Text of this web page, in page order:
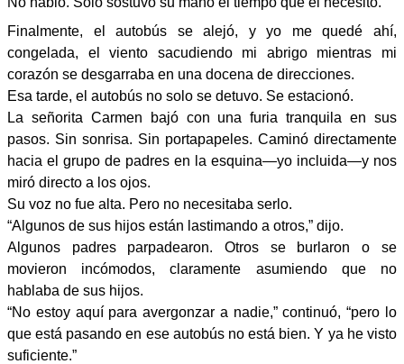
Finalmente, el autobús se alejó, y yo me quedé ahí,
congelada, el viento sacudiendo mi abrigo mientras mi
corazón se desgarraba en una docena de direcciones.
Esa tarde, el autobús no solo se detuvo. Se estacionó.
La señorita Carmen bajó con una furia tranquila en sus
pasos. Sin sonrisa. Sin portapapeles. Caminó directamente
hacia el grupo de padres en la esquina—yo incluida—y nos
miró directo a los ojos.
Su voz no fue alta. Pero no necesitaba serlo.
“Algunos de sus hijos están lastimando a otros,” dijo.
Algunos padres parpadearon. Otros se burlaron o se
movieron incómodos, claramente asumiendo que no
hablaba de sus hijos.
“No estoy aquí para avergonzar a nadie,” continuó, “pero lo
que está pasando en ese autobús no está bien. Y ya he visto
suficiente.”